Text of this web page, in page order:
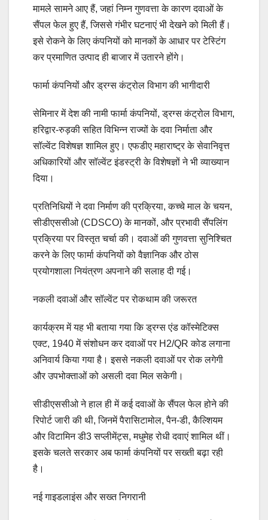
मामले सामने आए हैं, जहां निम्न गुणवत्ता के कारण दवाओं के
सैंपल फेल हुए हैं, जिससे गंभीर घटनाएं भी देखने को मिली हैं।
इसे रोकने के लिए कंपनियों को मानकों के आधार पर टेस्टिंग
कर प्रमाणित उत्पाद ही बाजार में उतारने होंगे।
फार्मा कंपनियों और ड्रग्स कंट्रोल विभाग की भागीदारी
सेमिनार में देश की नामी फार्मा कंपनियों, ड्रग्स कंट्रोल विभाग,
हरिद्वार-रुड़की सहित विभिन्न राज्यों के दवा निर्माता और
सॉल्वेंट विशेषज्ञ शामिल हुए। एफडीए महाराष्ट्र के सेवानिवृत्त
अधिकारियों और सॉल्वेंट इंडस्ट्री के विशेषज्ञों ने भी व्याख्यान
दिया।
प्रतिनिधियों ने दवा निर्माण की प्रक्रिया, कच्चे माल के चयन,
सीडीएससीओ (CDSCO) के मानकों, और प्रभावी सैंपलिंग
प्रक्रिया पर विस्तृत चर्चा की। दवाओं की गुणवत्ता सुनिश्चित
करने के लिए फार्मा कंपनियों को वैज्ञानिक और ठोस
प्रयोगशाला नियंत्रण अपनाने की सलाह दी गई।
नकली दवाओं और सॉल्वेंट पर रोकथाम की जरूरत
कार्यक्रम में यह भी बताया गया कि ड्रग्स एंड कॉस्मेटिक्स
एक्ट, 1940 में संशोधन कर दवाओं पर H2/QR कोड लगाना
अनिवार्य किया गया है। इससे नकली दवाओं पर रोक लगेगी
और उपभोक्ताओं को असली दवा मिल सकेगी।
सीडीएससीओ ने हाल ही में कई दवाओं के सैंपल फेल होने की
रिपोर्ट जारी की थी, जिनमें पैरासिटामोल, पैन-डी, कैल्शियम
और विटामिन डी3 सप्लीमेंट्स, मधुमेह रोधी दवाएं शामिल थीं।
इसके चलते सरकार अब फार्मा कंपनियों पर सख्ती बढ़ा रही
है।
नई गाइडलाइंस और सख्त निगरानी